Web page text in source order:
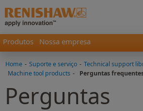
Produtos Nossa empresa
Home - Suporte e serviço - Technical support
Machine tool products - Perguntas
Perguntas